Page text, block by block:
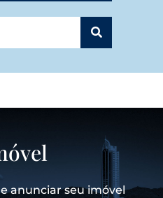
anunciar seu imóvel